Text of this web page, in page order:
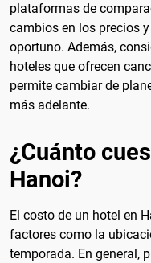
plataformas de
cambios en los precios
oportuno. Además,
hoteles que ofrecen
permite cambiar de
más adelante.
¿Cuánto
Hanoi?
El costo de un hotel en
factores como la
temporada. En general,